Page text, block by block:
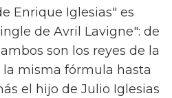
Enrique Iglesias" es
de Avril Lavigne": de
son los reyes de la
misma fórmula hasta
el hijo de Julio Iglesias